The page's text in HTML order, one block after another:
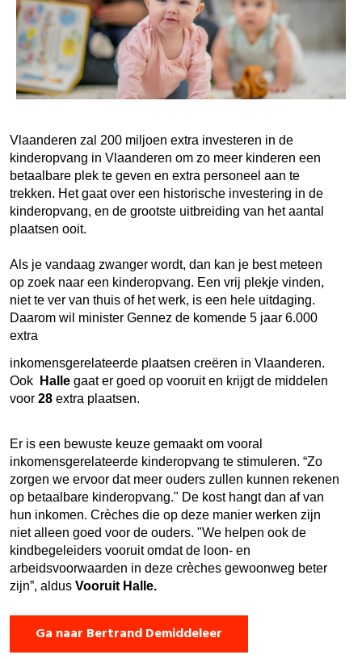
Vlaanderen zal 200 miljoen extra investeren in de
kinderopvang in Vlaanderen om zo meer kinderen een
betaalbare plek te geven en extra personeel aan te
trekken. Het gaat over een historische investering in de
kinderopvang, en de grootste uitbreiding van het aantal
plaatsen ooit.
Als je vandaag zwanger wordt, dan kan je best meteen
op zoek naar een kinderopvang. Een vrij plekje vinden,
niet te ver van thuis of het werk, is een hele uitdaging.
Daarom wil minister Gennez de komende 5 jaar 6.000
extra
inkomensgerelateerde plaatsen creëren in Vlaanderen.
Ook
Halle gaat er goed op vooruit en krijgt de middelen
voor 28 extra plaatsen.
Er is een bewuste keuze gemaakt om vooral
inkomensgerelateerde kinderopvang te stimuleren. “Zo
zorgen we ervoor dat meer ouders zullen kunnen rekenen
op betaalbare kinderopvang." De kost hangt dan af van
hun inkomen. Crèches die op deze manier werken zijn
niet alleen goed voor de ouders. "We helpen ook de
kindbegeleiders vooruit omdat de loon- en
arbeidsvoorwaarden in deze crèches gewoonweg beter
zijn”, aldus Vooruit Halle.
Ga naar Bertrand Demiddeleer